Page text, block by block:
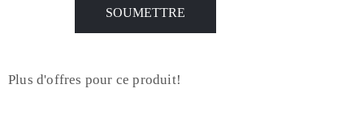
Plus d'offres pour ce produit!